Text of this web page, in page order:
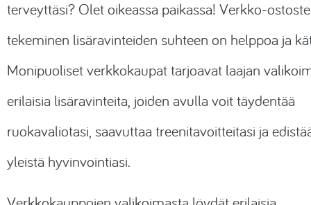
terveyttäsi? Olet oikeassa paikassa! Verkko-
tekeminen lisäravinteiden suhteen on helppoa ja
Monipuoliset verkkokaupat tarjoavat laajan
erilaisia lisäravinteita, joiden avulla voit täydentää
ruokavaliotasi, saavuttaa treenitavoitteitasi ja
yleistä hyvinvointiasi.